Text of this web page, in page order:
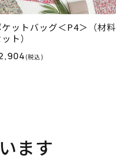
ケットバッグ＜P4＞（材料
ト）
(税込)
ます